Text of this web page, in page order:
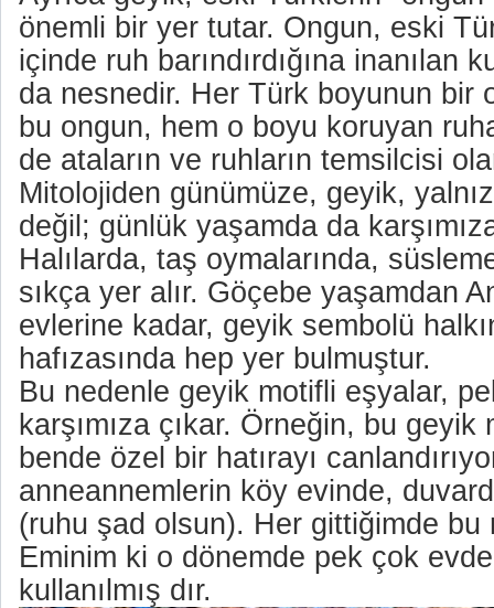
önemli bir yer tutar. Ongun, eski
içinde ruh barındırdığına inanılan
da nesnedir. Her Türk boyunun bir
bu ongun, hem o boyu koruyan
de ataların ve ruhların temsilcisi
Mitolojiden günümüze, geyik,
değil; günlük yaşamda da
Halılarda, taş oymalarında,
sıkça yer alır. Göçebe yaşamdan
evlerine kadar, geyik sembolü
hafızasında hep yer bulmuştur.
Bu nedenle geyik motifli eşyalar,
karşımıza çıkar. Örneğin, bu geyik
bende özel bir hatırayı
anneannemlerin köy evinde,
(ruhu şad olsun). Her gittiğimde bu
Eminim ki o dönemde pek çok
kullanılmış dır.